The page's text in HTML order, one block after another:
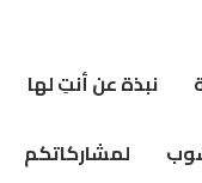
نبذة عن أنتِ لها
لمشاركاتكم